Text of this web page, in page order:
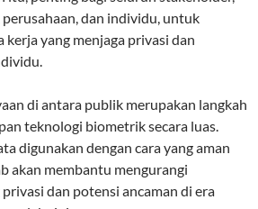
dan individu, untuk
kerja yang menjaga privasi dan
di antara publik merupakan langkah
teknologi biometrik secara luas.
digunakan dengan cara yang aman
akan membantu mengurangi
dan potensi ancaman di era